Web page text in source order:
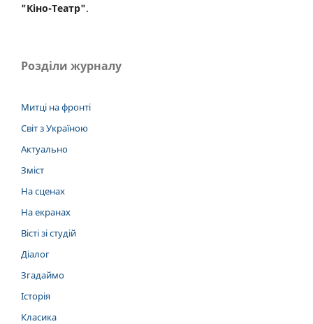
"Кіно-Театр".
Розділи журналу
Митці на фронті
Світ з Україною
Актуально
Зміст
На сценах
На екранах
Вісті зі студій
Діалог
Згадаймо
Історія
Класика